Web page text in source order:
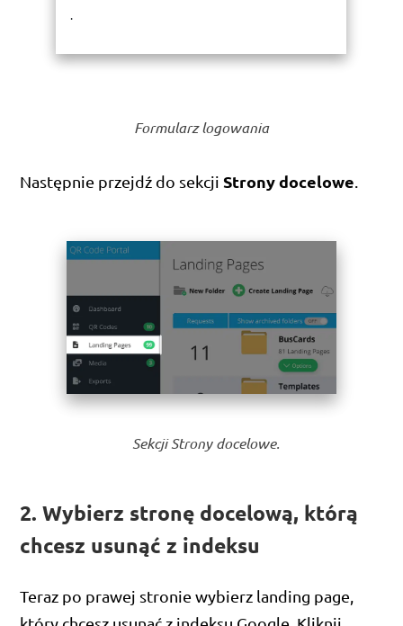
.
Formularz logowania
Następnie przejdź do sekcjiStrony docelowe
Sekcji Strony docelowe.
2. Wybierz stronę docelową, którą
chcesz usunąć z indeksu
Teraz po prawej stronie wybierz landing page,